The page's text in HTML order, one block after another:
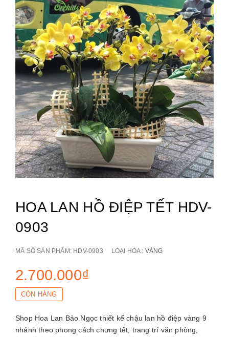
HOA LAN HỒ ĐIỆP TẾT HDV-
0903
MÃ SỐ SẢN PHẨM: HDV-0903 LOẠI HOA : VÀNG
2.700.000₫
CÒN HÀNG
Shop Hoa Lan Bảo Ngọc thiết kế chậu lan hồ điệp vàng 9
nhánh theo phong cách chưng tết, trang trí văn phòng,